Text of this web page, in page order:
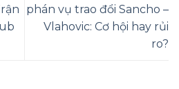
phán vụ trao đổi Sancho –
Vlahovic: Cơ hội hay rủi
ro?